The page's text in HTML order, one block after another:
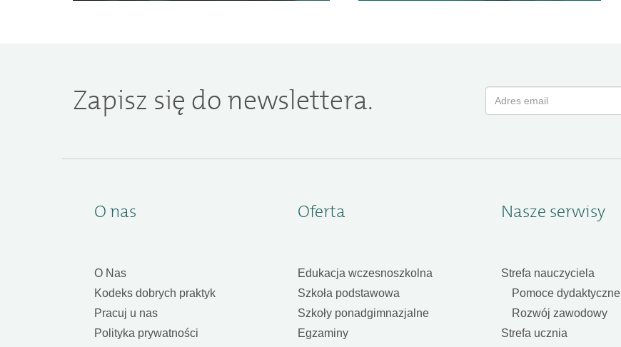
Zapisz się do newslettera.
O nas
O Nas
Kodeks dobrych praktyk
Pracuj u nas
Polityka prywatności
Oferta
Edukacja wczesnoszkolna
Szkoła podstawowa
Szkoły ponadgimnazjalne
Egzaminy
Nasze serwisy
Strefa nauczyciela
Pomoce dydaktyczne
Rozwój zawodowy
Strefa ucznia